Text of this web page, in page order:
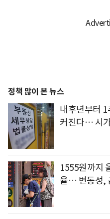
정책 많이 본 뉴스
내후년부터
커진다… 시
1555원까지
율… 변동성,